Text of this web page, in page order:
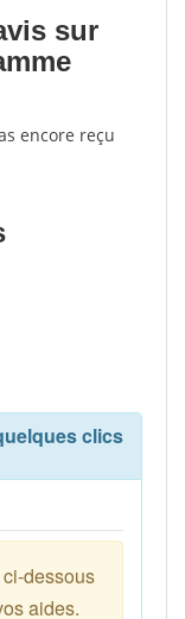
sur
encore reçu